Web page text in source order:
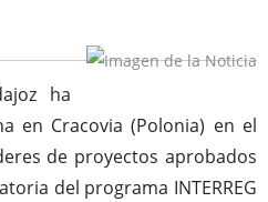
ha
en Cracovia (Polonia) en el
de proyectos aprobados
del programa INTERREG